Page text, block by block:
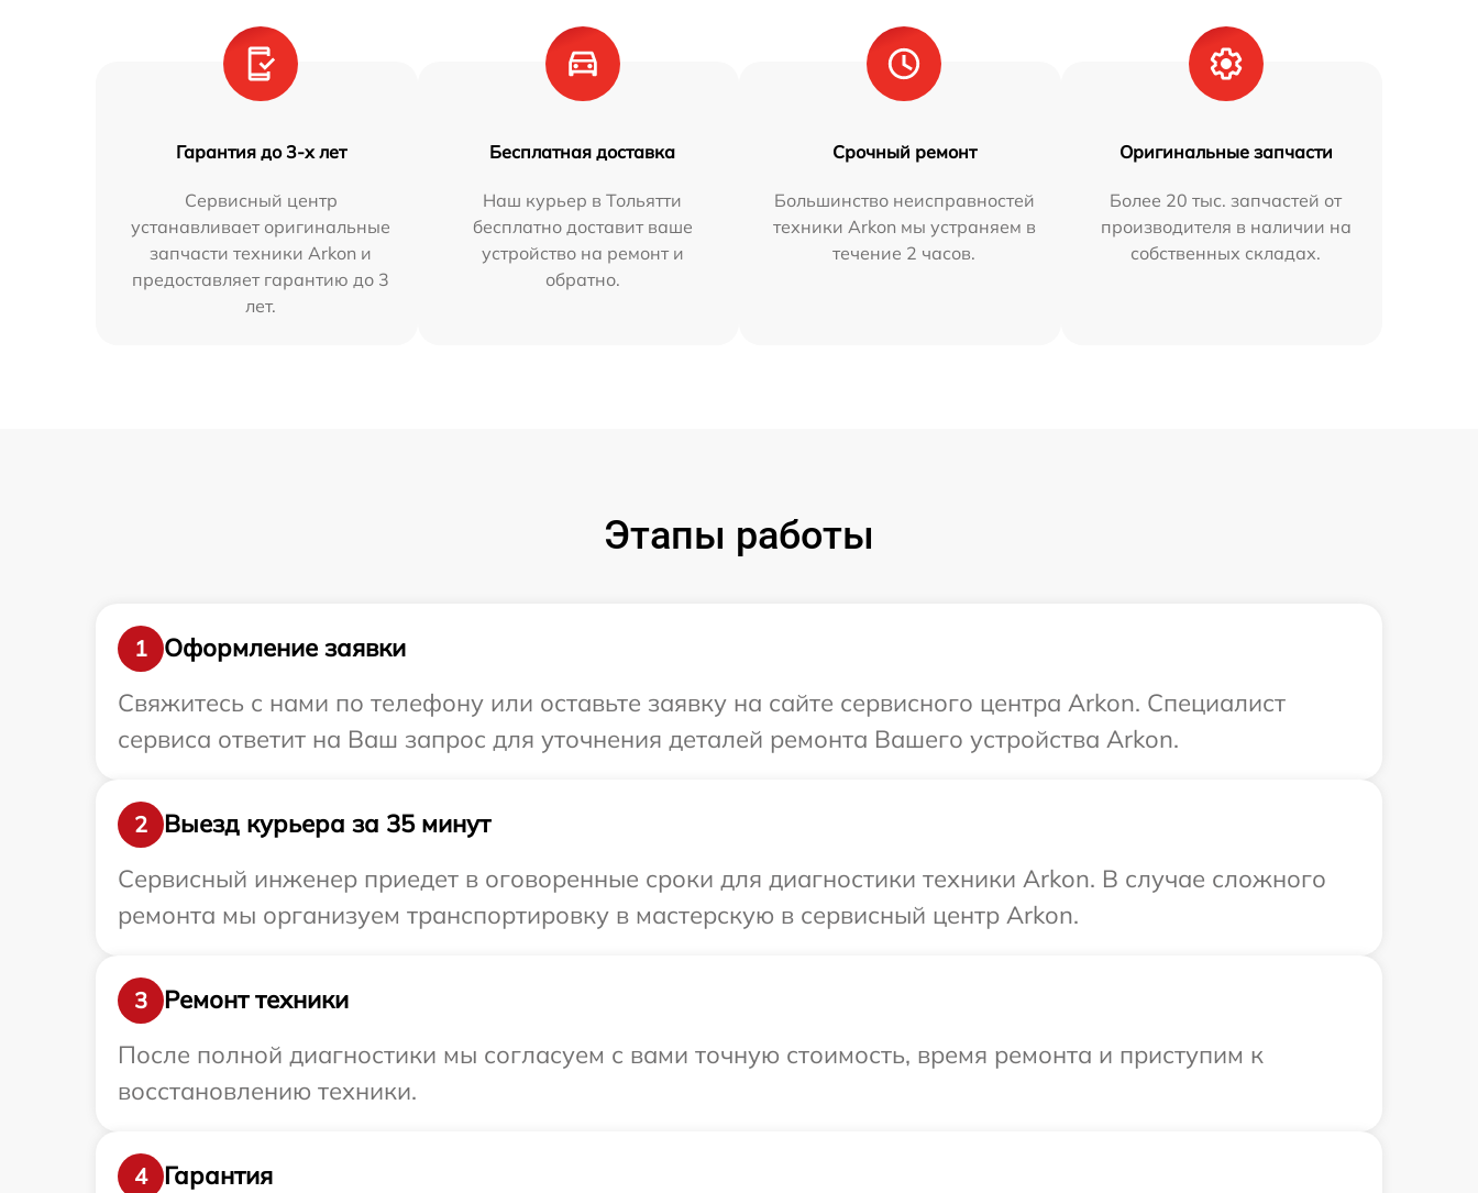
Гарантия до 3-х лет
Сервисный центр
устанавливает оригинальные
запчасти техники Arkon и
предоставляет гарантию до 3
лет.
Бесплатная доставка
Наш курьер в Тольятти
бесплатно доставит ваше
устройство на ремонт и
обратно.
Срочный ремонт
Большинство неисправностей
техники Arkon мы устраняем в
течение 2 часов.
Оригинальные запчасти
Более 20 тыс. запчастей от
производителя в наличии на
собственных складах.
Этапы работы
1
Оформление заявки
Свяжитесь с нами по телефону или оставьте заявку на сайте сервисного центра Arkon. Специалист
сервиса ответит на Ваш запрос для уточнения деталей ремонта Вашего устройства Arkon.
2
Выезд курьера за 35 минут
Сервисный инженер приедет в оговоренные сроки для диагностики техники Arkon. В случае сложного
ремонта мы организуем транспортировку в мастерскую в сервисный центр Arkon.
3
Ремонт техники
После полной диагностики мы согласуем с вами точную стоимость, время ремонта и приступим к
восстановлению техники.
4
Гарантия